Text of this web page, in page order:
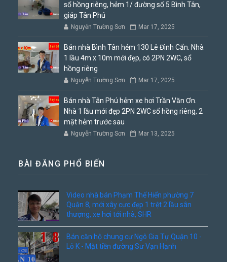
sổ hồng riêng, hẻm 1/ đường số 5 Bình Tân,
giáp Tân Phú
Nguyễn Trường Sơn Mar 17, 2025
Bán nhà Bình Tân hẻm 130 Lê Đình Cẩn. Nhà
1 lầu 4m x 10m mới đẹp, có 2PN 2WC, sổ
hồng riêng
Nguyễn Trường Sơn Mar 17, 2025
Bán nhà Tân Phú hẻm xe hơi Trần Văn Ơn.
Nhà 1 lầu mới đẹp 2PN 2WC sổ hồng riêng, 2
mặt hẻm trước sau
Nguyễn Trường Sơn Mar 13, 2025
BÀI ĐĂNG PHỔ BIẾN
Video nhà bán Phạm Thế Hiển phường 7
Quận 8, mới xây cực đẹp 1 trệt 2 lầu sân
thượng, xe hơi tới nhà, SHR
Bán căn hộ chung cư Ngô Gia Tự Quận 10 -
Lô K - Mặt tiền đường Sư Vạn Hạnh